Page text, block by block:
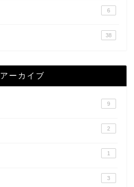
6
38
アーカイブ
9
2
1
3